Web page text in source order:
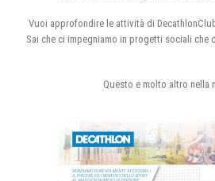
Vuoi approfondire le attività di
Sai che ci impegniamo in progetti sociali che
Questo e molto altro nella